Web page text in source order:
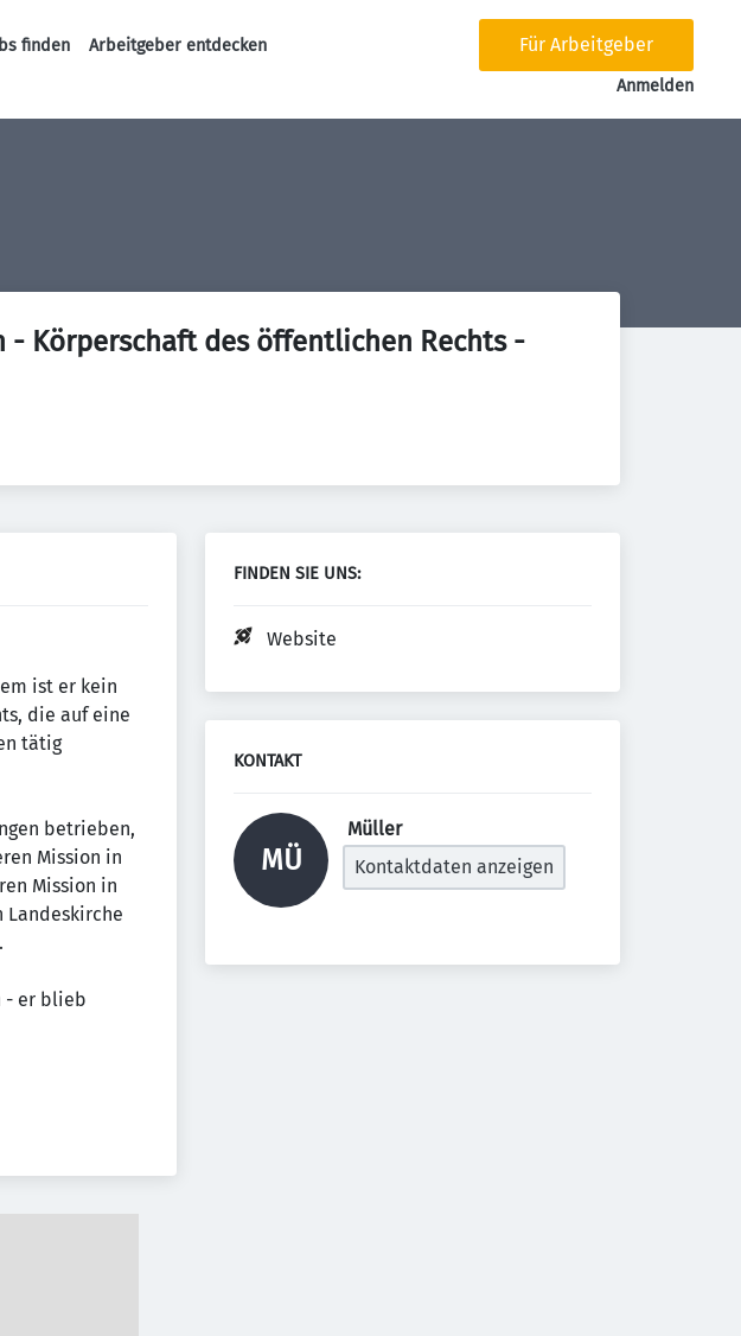
finden
Arbeitgeber entdecken
Für Arbeitgeber
Anmelden
- Körperschaft des öffentlichen Rechts -
ist er kein
die auf eine
tätig
betrieben,
Mission in
Mission in
Landeskirche
- er blieb
FINDEN SIE UNS:
Website
KONTAKT
MÜ
Müller
Kontaktdaten anzeigen